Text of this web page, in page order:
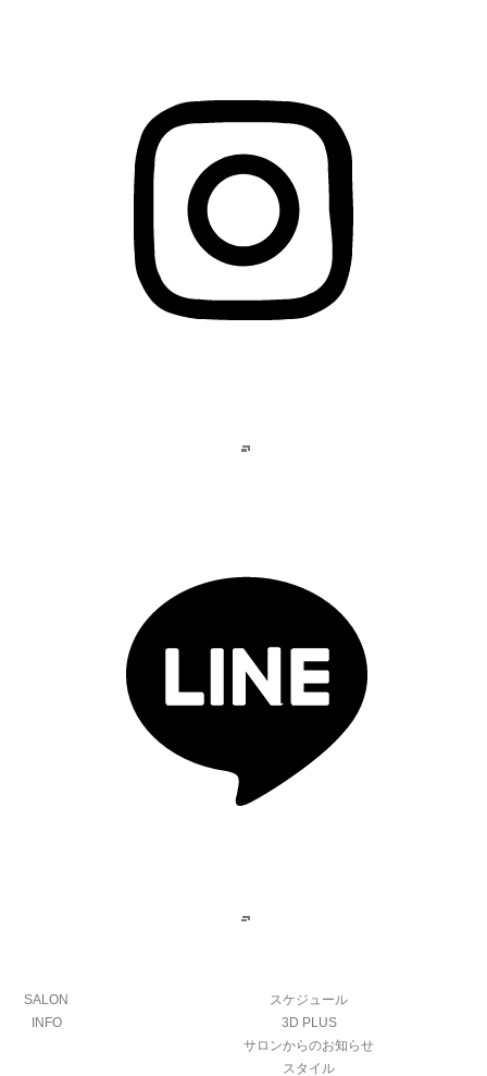
SALON
INFO
スケジュール
3D PLUS
サロンからのお知らせ
スタイル